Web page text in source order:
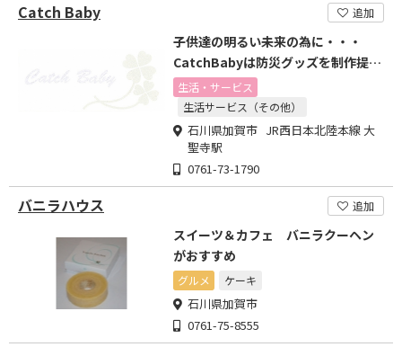
Catch Baby 追加
子供達の明るい未来の為に・・・
CatchBabyは防災グッズを制作提供
し日々研究を重ねます
生活・サービス
生活サービス（その他）
石川県加賀市 JR西日本北陸本線 大
聖寺駅
0761-73-1790
バニラハウス 追加
スイーツ＆カフェ バニラクーヘン
がおすすめ
グルメ ケーキ
石川県加賀市
0761-75-8555